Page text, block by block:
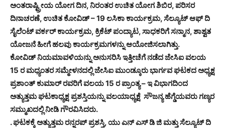
ಅಂತರಾಷ್ಟ್ರೀಯ ಯೋಗ ದಿನ, ನಿರಂತರ ಉಚಿತ ಯೋಗ ಶಿಬಿರ, ಪರಿಸರ
ದಿನಾಚರಣೆ, ಉಚಿತ ಕೋವಿಡ್ – 19 ಲಸಿಕಾ ಕಾರ್ಯಕ್ರಮ, ಸೆಲ್ಯೂಟ್ ಆಫ್ ದಿ
ಸೈಲೆಂಟ್ ವರ್ಕರ್ ಕಾರ್ಯಕ್ರಮ, ಕ್ರಿಕೆಟ್ ಪಂದ್ಯಾಟ, ಸಾಧಕರಿಗೆ ಸನ್ಮಾನ, ಶಾಶ್ವತ
ಯೋಜನೆ ಹೀಗೆ ಹಲವು ಕಾರ್ಯಕ್ರಮಗಳನ್ನು ಆಯೋಜಿಸಲಾಗಿತ್ತು.
ಕೋವಿಡ್ ನಿಯಮಾವಳಿಯನ್ನು ಅನುಸರಿಸಿ ಇತ್ತೀಚೆಗೆ ನಡೆದ ಜೇಸಿಐ ವಲಯ
15 ರ ಮಧ್ಯಂತರ ಸಮ್ಮೇಳನದಲ್ಲಿ ಜೇಸಿಐ ಮುಂಡ್ಕೂರು ಭಾರ್ಗವ ಘಟಕದ ಅಧ್ಯಕ್ಷ
ಪ್ರಶಾಂತ್ ಕುಮಾರ್ ರವರಿಗೆ ವಲಯ 15 ರ ಪ್ರಾಂತ್ಯ – ಇ ವಿಭಾಗದಿಂದ
ಅತ್ಯುತ್ತಮ ಘಟಕಾಧ್ಯಕ್ಷ ಪ್ರಶಸ್ತಿಯನ್ನು ವಲಯಾಧ್ಯಕ್ಷೆ ಸೌಜನ್ಯ ಹೆಗ್ಡೆಯವರು ಗಣ್ಯರ
ಸಮ್ಮುಖದಲ್ಲಿ ನೀಡಿ ಗೌರವಿಸಿದರು.
. ಘಟಕಕ್ಕೆ ಅತ್ಯುತ್ತಮ ರನ್ನರಪ್ ಪ್ರಶಸ್ತಿ, ಯು ಎನ್ ಎಸ್ ಡಿ ಜಿ ಮತ್ತು ಸೆಲ್ಯೂಟ್ ದಿ